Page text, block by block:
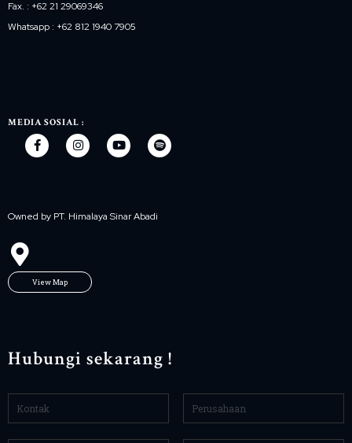
Fax. : +62 21 29069346
Whatsapp : +62 812 1940 7905
MEDIA SOSIAL :
Owned by PT. Himalaya Sinar Abadi
View Map
Hubungi sekarang !